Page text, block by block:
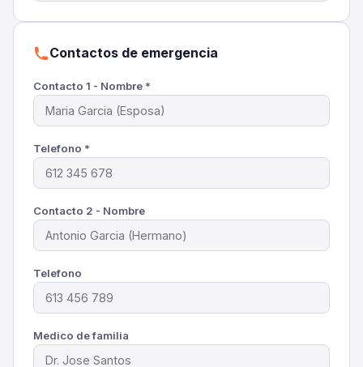
Contactos de emergencia
Contacto 1 - Nombre *
Telefono *
Contacto 2 - Nombre
Telefono
Medico de familia